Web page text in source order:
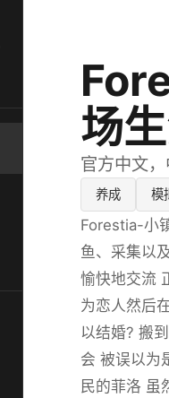
场
官方中文
养成 模
Forestia-小
鱼、采集以
愉快地交流
为恋人然后
以结婚? 搬
会 被误以为
民的菲洛 虽